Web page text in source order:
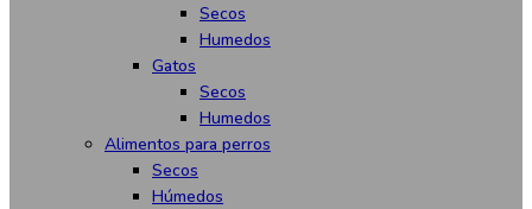
Secos
Humedos
Gatos
Secos
Humedos
Alimentos para perros
Secos
Húmedos